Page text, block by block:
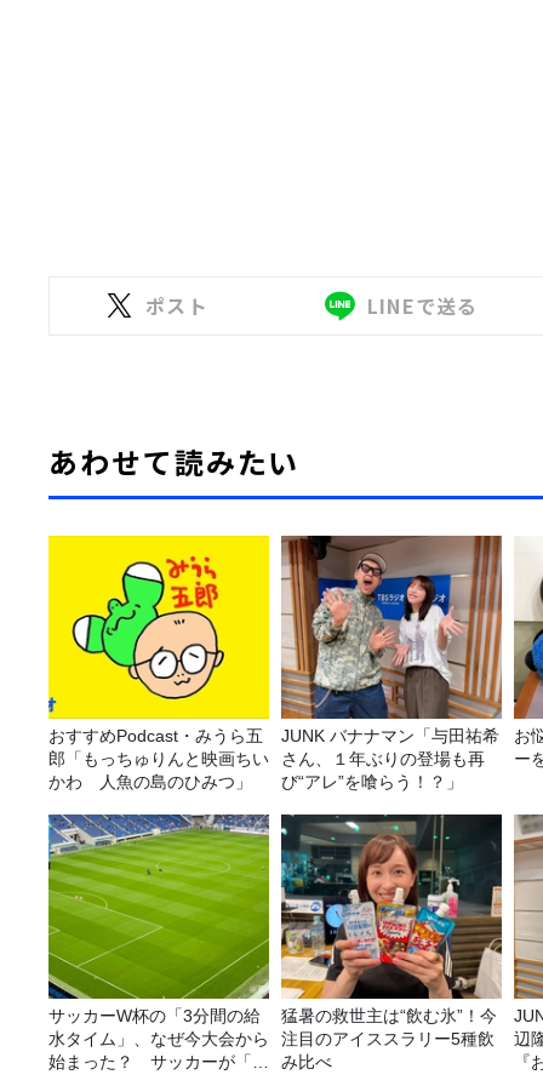
ポスト LINEで送る
あわせて読みたい
おすすめPodcast・みうら五
郎「もっちゅりんと映画ちい
かわ 人魚の島のひみつ」
JUNK バナナマン「与田祐希
さん、１年ぶりの登場も再
び“アレ”を喰らう！？」
お
ー
サッカーW杯の「3分間の給
水タイム」、なぜ今大会から
始まった？ サッカーが「お
猛暑の救世主は“飲む氷”！今
注目のアイススラリー5種飲
み比べ
JUNK バナナ
辺
『